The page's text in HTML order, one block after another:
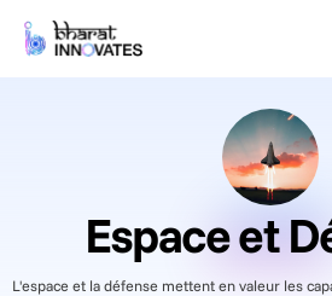
Espace et
L'espace et la défense mettent en valeur les